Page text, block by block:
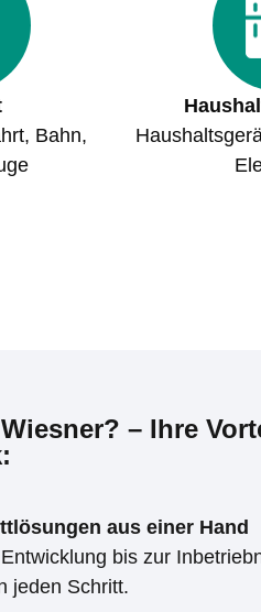
Bahn,
– Ihre
aus einer Hand
bis zur
jeden Schritt.